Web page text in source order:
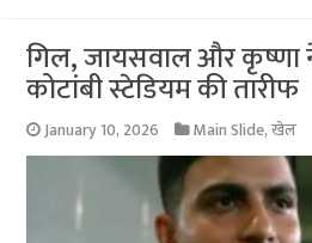
गिल, जायसवाल और कृष्णा
कोटांबी स्टेडियम की तारीफ
January 10, 2026 Main Slide,खेल